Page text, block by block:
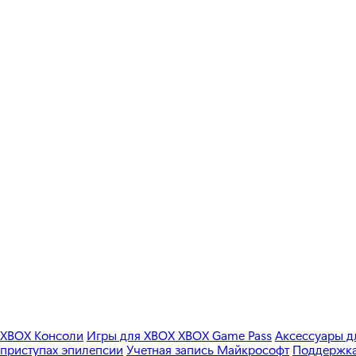
XBOX Консоли Игры для XBOXXBOX Game PassАксессуары
приступах эпилепсии Учетная запись Майкрософт